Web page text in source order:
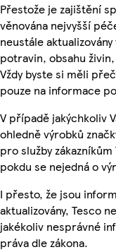
Přestože je zajištění
věnována nejvyšší
neustále
potravin, obsahu
Vždy byste si měli
pouze na informace
V případě jakýchkoliv
ohledně výrobků
pro služby
pokdu se nejedná o
I přesto, že jsou
aktualizovány, Tesco
jakékoliv nesprávné
práva dle zákona.